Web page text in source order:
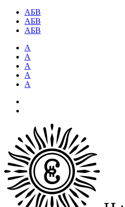
АБВ
АБВ
АБВ
А
А
А
А
А